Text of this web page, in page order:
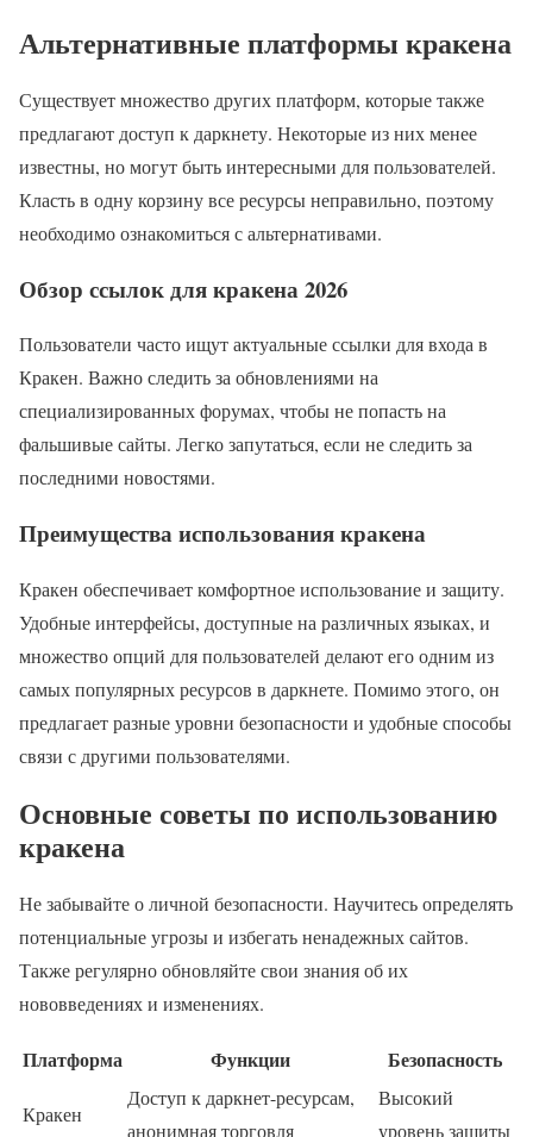
Альтернативные платформы кракена
Существует множество других платформ, которые также
предлагают доступ к даркнету. Некоторые из них менее
известны, но могут быть интересными для пользователей.
Класть в одну корзину все ресурсы неправильно, поэтому
необходимо ознакомиться с альтернативами.
Обзор ссылок для кракена 2026
Пользователи часто ищут актуальные ссылки для входа в
Кракен. Важно следить за обновлениями на
специализированных форумах, чтобы не попасть на
фальшивые сайты. Легко запутаться, если не следить за
последними новостями.
Преимущества использования кракена
Кракен обеспечивает комфортное использование и защиту.
Удобные интерфейсы, доступные на различных языках, и
множество опций для пользователей делают его одним из
самых популярных ресурсов в даркнете. Помимо этого, он
предлагает разные уровни безопасности и удобные способы
связи с другими пользователями.
Основные советы по использованию
кракена
Не забывайте о личной безопасности. Научитесь определять
потенциальные угрозы и избегать ненадежных сайтов.
Также регулярно обновляйте свои знания об их
нововведениях и изменениях.
Платформа Функции Безопасность
Кракен
Доступ к даркнет-ресурсам,
анонимная торговля
Высокий
уровень защиты